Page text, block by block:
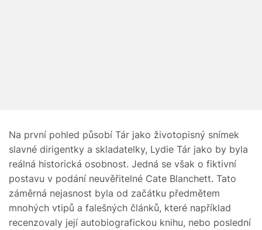
Na první pohled působí Tár jako životopisný snímek
slavné dirigentky a skladatelky, Lydie Tár jako by byla
reálná historická osobnost. Jedná se však o fiktivní
postavu v podání neuvěřitelné Cate Blanchett. Tato
záměrná nejasnost byla od začátku předmětem
mnohých vtipů a falešných článků, které například
recenzovaly její autobiografickou knihu, nebo poslední